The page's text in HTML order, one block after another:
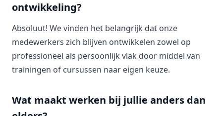
ontwikkeling?
Absoluut! We vinden het belangrijk dat onze
medewerkers zich blijven ontwikkelen zowel op
professioneel als persoonlijk vlak door middel van
trainingen of cursussen naar eigen keuze.
Wat maakt werken bij jullie anders dan